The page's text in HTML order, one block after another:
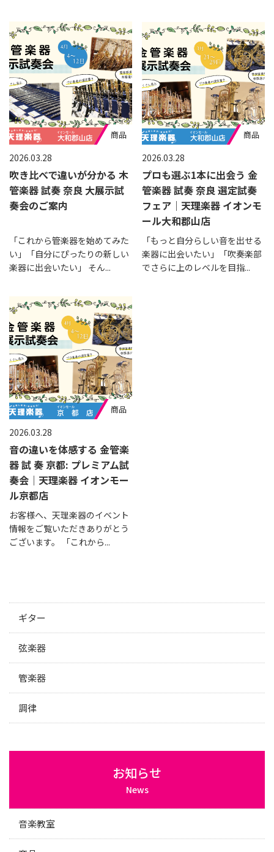
2026.03.28
吹き比べで違いが分かる 木
管楽器 試奏 奈良 大展示試
奏会のご案内
「これから管楽器を始めてみた
い」「自分にぴったりの新しい
楽器に出会いたい」 そん...
商品
2026.03.28
プロも選ぶ1本に出会う 金
管楽器 試奏 奈良 選定試奏
フェア｜天理楽器 イオンモ
ール大和郡山店
「もっと自分らしい音を出せる
楽器に出会いたい」「吹奏楽部
でさらに上のレベルを目指...
商品
2026.03.28
音の違いを体感する 金管楽
器 試 奏 京都: プレミアム試
奏会｜天理楽器 イオンモー
ル京都店
お客様へ、天理楽器のイベント
情報をご覧いただきありがとう
ございます。 「これから...
商品
ギター
弦楽器
管楽器
調律
お知らせ
News
音楽教室